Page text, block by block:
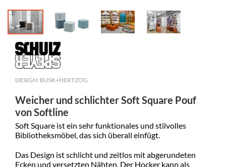
DESIGN: BUSK+HERTZOG
Weicher und schlichter Soft Square Pouf
von Softline
Soft Square ist ein sehr funktionales und stilvolles
Bibliotheksmöbel, das sich überall einfügt.
Das Design ist schlicht und zeitlos mit abgerundeten
Ecken und versetzten Nähten. Der Hocker kann als